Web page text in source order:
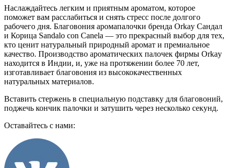
Наслаждайтесь легким и приятным ароматом, которое
поможет вам расслабиться и снять стресс после долгого
рабочего дня. Благовония аромапалочки бренда Orkay Сандал
и Корица Sandalo con Canela — это прекрасный выбор для тех,
кто ценит натуральный природный аромат и премиальное
качество. Производство ароматических палочек фирмы Orkay
находится в Индии, и, уже на протяжении более 70 лет,
изготавливает благовония из высококачественных
натуральных материалов.
Вставить стержень в специальную подставку для благовоний,
поджечь кончик палочки и затушить через несколько секунд.
Оставайтесь с нами: